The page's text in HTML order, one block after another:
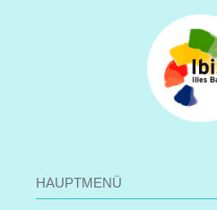
HAUPTMENÜ